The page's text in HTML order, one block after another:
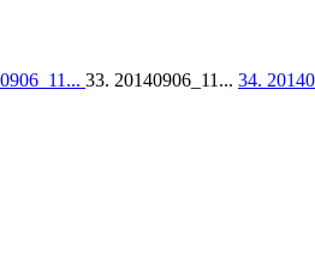
33. 20140906_11... 34.